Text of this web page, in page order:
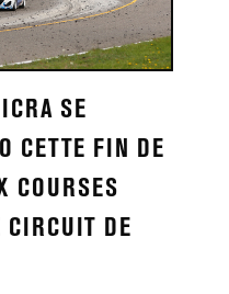
SE
CETTE FIN DE
COURSES
CIRCUIT DE